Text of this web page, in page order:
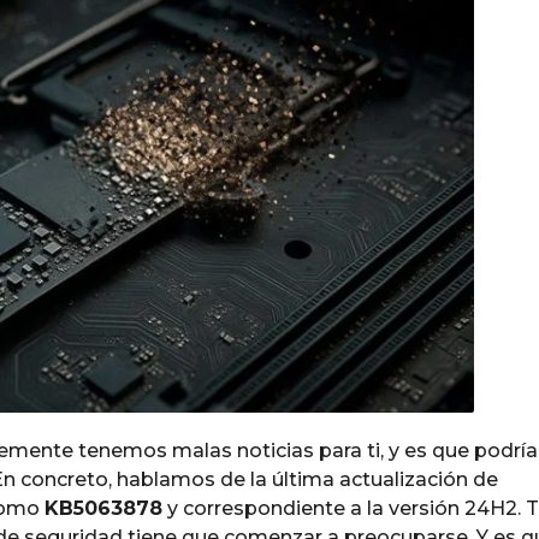
tenemos malas noticias para ti, y es que podría
concreto, hablamos de la última actualización de
KB5063878 y correspondiente a la versión 24H2.